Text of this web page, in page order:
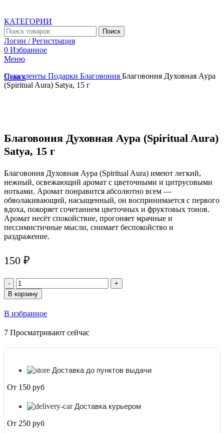
КАТЕГОРИИ
Поиск
Логин / Регистрация
0 Избранное
Меню
Поиск
Суккуленты Подарки Благовония Благовония Духовная Аура
(Spiritual Aura) Satya, 15 г
Благовония Духовная Аура (Spiritual Aura)
Satya, 15 г
Благовония Духовная Аура (Spiritual Aura) имеют легкий,
нежный, освежающий аромат с цветочными и цитрусовыми
нотками. Аромат понравится абсолютно всем —
обволакивающий, насыщенный, он воспринимается с первого
вдоха, покоряет сочетанием цветочных и фруктовых тонов.
Аромат несёт спокойствие, прогоняет мрачные и
пессимистичные мысли, снимает беспокойство и
раздражение.
150 ₽
Количество
товара
Благовония
Духовная
Аура
Aura)
В корзину
В избранное
7 Просматривают сейчас
Доставка до пунктов выдачи
От 150 руб
Доставка курьером
От 250 руб